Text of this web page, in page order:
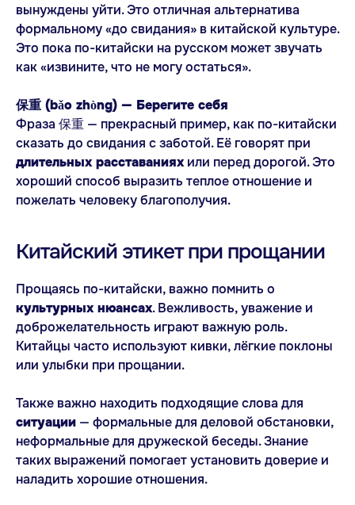
вынуждены уйти. Это отличная альтернатива
формальному «до свидания» в китайской культуре.
Это пока по-китайски на русском может звучать
как «извините, что не могу остаться».
保重 (bǎo zhòng) — Берегите себя
Фраза 保重 — прекрасный пример, как по-китайски
сказать до свидания с заботой. Её говорят при
длительных расставанияхили перед дорогой. Это
хороший способ выразить теплое отношение и
пожелать человеку благополучия.
Китайский этикет при прощании
Прощаясь по-китайски, важно помнить о
культурных нюансах. Вежливость, уважение и
доброжелательность играют важную роль.
Китайцы часто используют кивки, лёгкие поклоны
или улыбки при прощании.
Также важно находить подходящие слова для
ситуации — формальные для деловой обстановки,
неформальные для дружеской беседы. Знание
таких выражений помогает установить доверие и
наладить хорошие отношения.
Оставить заявку
Оставьте заявку на консультацию, и с вами
свяжется наш менеджер. Он уточнит ваш
а после подберёт преподавателя и назначит
урок в удобное для вас время.
Похожие статьи